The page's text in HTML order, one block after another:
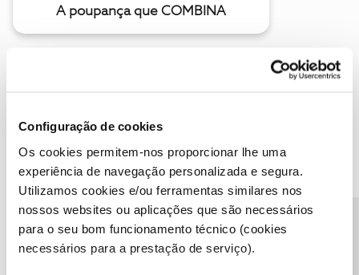
Configuração de cookies
Os cookies permitem-nos proporcionar lhe uma
experiência de navegação personalizada e segura.
Utilizamos cookies e/ou ferramentas similares nos
nossos websites ou aplicações que são necessários
para o seu bom funcionamento técnico (cookies
necessários para a prestação de serviço).
A poupança que COMBINA
Descubra as novidades de julho